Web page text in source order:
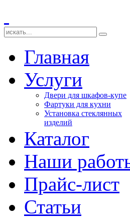
Главная
Услуги
Двери для шкафов-купе
Фартуки для кухни
Установка стеклянных
изделий
Каталог
Наши
Прайс-лист
Статьи